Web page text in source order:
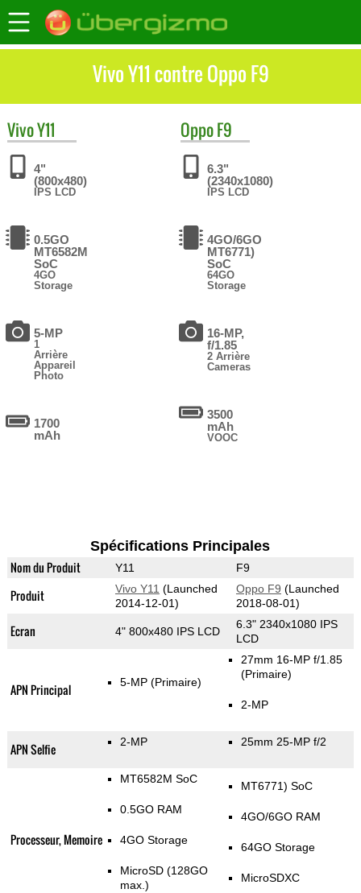
Vivo Y11 contre Oppo F9
VivoY11
4"
(800x480)
IPS LCD
0.5GO
MT6582М
SoC
4GO
Storage
5-MP
1
Arrière
Appareil
Photo
1700
mAh
OppoF9
6.3"
(2340x1080)
IPS LCD
4GO/6GO
MT6771)
SoC
64GO
Storage
16-MP,
f/1.85
2 Arrière
Cameras
3500
mAh
VOOC
Spécifications Principales
Nom du Produit Y11 F9
Produit Vivo Y11 (Launched
2014-12-01)
Oppo F9 (Launched
2018-08-01)
Ecran 4" 800x480 IPS LCD
6.3" 2340x1080 IPS
LCD
APN Principal 5-MP (Primaire)
27mm 16-MP f/1.85
(Primaire)
2-MP
APN Selfie 2-MP 25mm 25-MP f/2
Processeur, Memoire
MT6582М SoC
0.5GO RAM
4GO Storage
MicroSD (128GO
max.)
MT6771) SoC
4GO/6GO RAM
64GO Storage
MicroSDXC